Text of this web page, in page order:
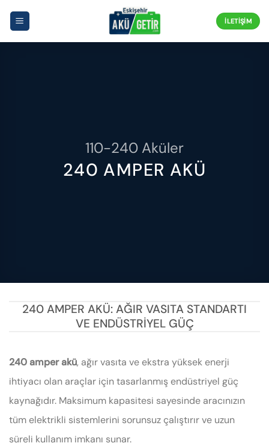
atla
İLETIŞIM
110-240 Aküler
240 AMPER AKÜ
240 AMPER AKÜ: AĞIR VASITA STANDARTI
VE ENDÜSTRIYEL GÜÇ
240 amper akü, ağır vasıta ve ekstra yüksek enerji
ihtiyacı olan araçlar için tasarlanmış endüstriyel güç
kaynağıdır. Maksimum kapasitesi sayesinde aracınızın
tüm elektrikli sistemlerini sorunsuz çalıştırır ve uzun
süreli kullanım imkanı sunar.